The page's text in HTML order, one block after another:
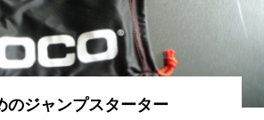
のジャンプスターター